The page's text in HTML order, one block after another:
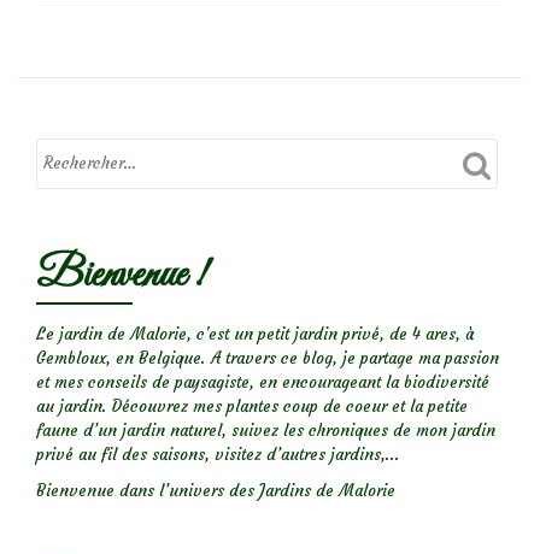
de
(2/2)
Bienvenue !
Le jardin de Malorie, c'est un petit jardin privé, de 4 ares, à
Gembloux, en Belgique. A travers ce blog, je partage ma passion
et mes conseils de paysagiste, en encourageant la biodiversité
au jardin. Découvrez mes plantes coup de coeur et la petite
faune d’un jardin naturel, suivez les chroniques de mon jardin
privé au fil des saisons, visitez d’autres jardins,...
Bienvenue dans l’univers des Jardins de Malorie